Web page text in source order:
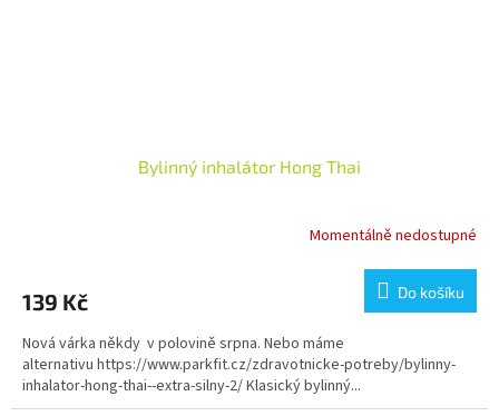
Bylinný inhalátor Hong Thai
je
z
5
hvězdiček.
Momentálně nedostupné
139 Kč Do košíku
Nová várka někdy v polovině srpna. Nebo máme
alternativu https://www.parkfit.cz/zdravotnicke-potreby/bylinny-
inhalator-hong-thai--extra-silny-2/ Klasický bylinný...